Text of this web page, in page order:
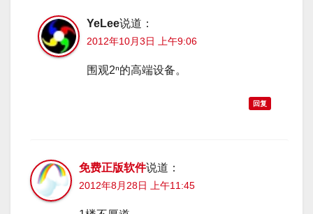
YeLee说道：
2012年10月3日 上午9:06
围观2ⁿ的高端设备。
回复
免费正版软件说道：
2012年8月28日 上午11:45